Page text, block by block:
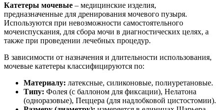
Катетеры мочевые – медицинские изделия,
предназначенные для дренирования мочевого пузыря.
Используются при невозможности самостоятельного
мочеиспускания, для сбора мочи в диагностических целях, а
также при проведении лечебных процедур.
В зависимости от назначения и длительности использования,
мочевые катетеры классифицируются по:
Материалу: латексные, силиконовые, полиуретановые.
Типу: Фолея (с баллоном для фиксации), Нелатона
(одноразовые), Пеццера (для надлобковой цистостомии).